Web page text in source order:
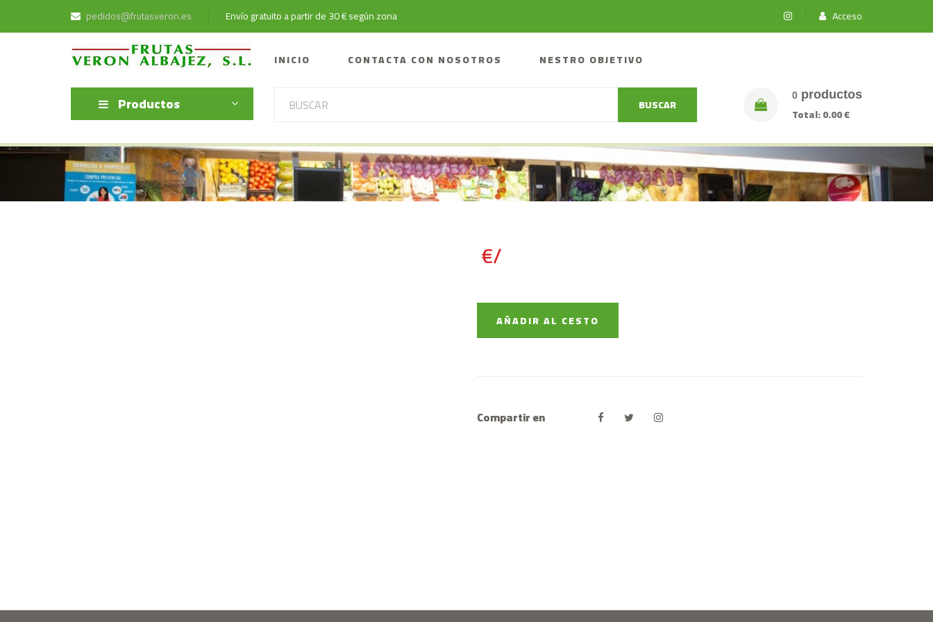
pedidos@frutasveron.es Envío gratuito a partir de 30 € según zona Acceso
INICIO CONTACTA CON NOSOTROS NESTRO OBJETIVO
Productos BUSCAR
0 productos
Total:0.00 €
€/
AÑADIR AL CESTO
Compartir en